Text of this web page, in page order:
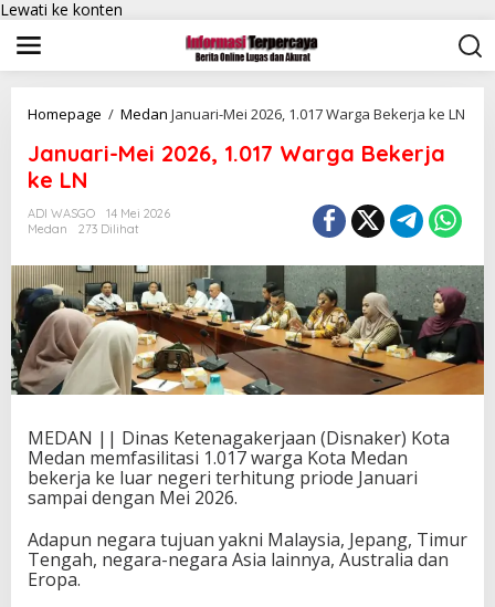
Lewati ke konten
Homepage / Medan Januari-Mei 2026, 1.017 Warga Bekerja ke LN
Januari-Mei 2026, 1.017 Warga Bekerja
ke LN
ADI WASGO
14 Mei 2026
Medan
273 Dilihat
MEDAN || Dinas Ketenagakerjaan (Disnaker) Kota
Medan memfasilitasi 1.017 warga Kota Medan
bekerja ke luar negeri terhitung priode Januari
sampai dengan Mei 2026.
Adapun negara tujuan yakni Malaysia, Jepang, Timur
Tengah, negara-negara Asia lainnya, Australia dan
Eropa.